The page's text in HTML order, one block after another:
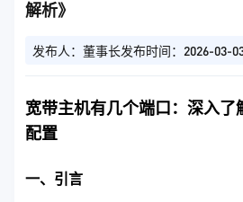
解析》
发布人：董事长发布时间：2026-03-
宽带主机有几个端口：深入了
配置
一、引言